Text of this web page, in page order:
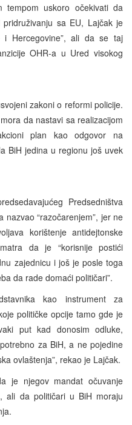
uskoro očekivati da
sa EU, Lajčak je
Hercegovine”, ali da se taj
OHR-a u Ured visokog
zakoni o reformi policije.
da nastavi sa realizacijom
plan kao odgovor na
BiH jedina u regionu još uvek
Predsedništva
nazvao “razočarenjem”, jer ne
korištenje antidejtonske
da je “korisnije postići
zajednicu i još je posle toga
da rade domaći političari”.
kao instrument za
političke opcije tamo gde je
put kad donosim odluke,
za BiH, a ne pojedine
ovlaštenja”, rekao je Lajčak.
je njegov mandat očuvanje
ali da političari u BiH moraju